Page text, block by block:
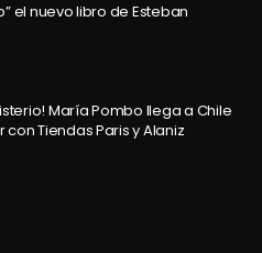
el nuevo libro de Esteban
María Pombo llega a Chile
Tiendas Paris y Alaniz